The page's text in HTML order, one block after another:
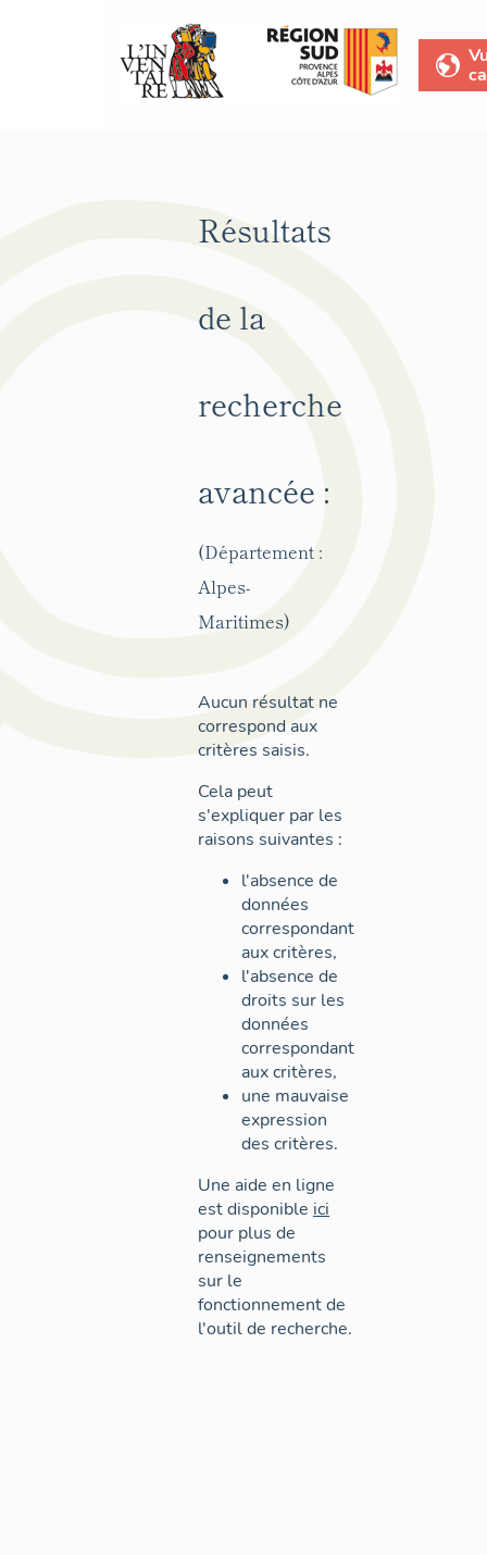
Résultats
de la
recherche
avancée :
(Département :
Alpes-
Maritimes)
Aucun résultat ne
correspond aux
critères saisis.
Cela peut
s'expliquer par les
raisons suivantes :
l'absence de
données
correspondant
aux critères,
l'absence de
droits sur les
données
correspondant
aux critères,
une mauvaise
expression
des critères.
Une aide en ligne
est disponible ici
pour plus de
renseignements
sur le
fonctionnement de
l'outil de recherche.